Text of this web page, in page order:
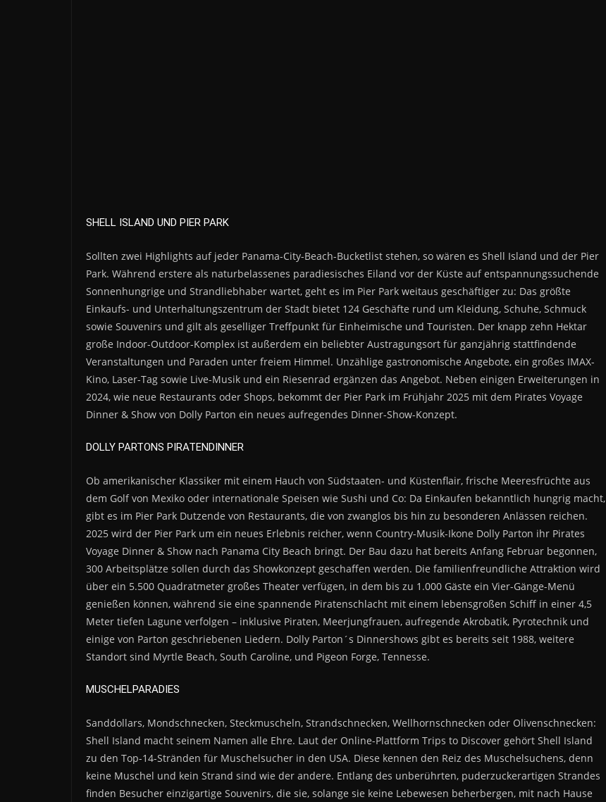
SHELL ISLAND UND PIER PARK
Sollten zwei Highlights auf jeder Panama-City-Beach-Bucketlist stehen, so wären es Shell Island und der Pier
Park. Während erstere als naturbelassenes paradiesisches Eiland vor der Küste auf entspannungssuchende
Sonnenhungrige und Strandliebhaber wartet, geht es im Pier Park weitaus geschäftiger zu: Das größte
Einkaufs- und Unterhaltungszentrum der Stadt bietet 124 Geschäfte rund um Kleidung, Schuhe, Schmuck
sowie Souvenirs und gilt als geselliger Treffpunkt für Einheimische und Touristen. Der knapp zehn Hektar
große Indoor-Outdoor-Komplex ist außerdem ein beliebter Austragungsort für ganzjährig stattfindende
Veranstaltungen und Paraden unter freiem Himmel. Unzählige gastronomische Angebote, ein großes IMAX-
Kino, Laser-Tag sowie Live-Musik und ein Riesenrad ergänzen das Angebot. Neben einigen Erweiterungen in
2024, wie neue Restaurants oder Shops, bekommt der Pier Park im Frühjahr 2025 mit dem Pirates Voyage
Dinner & Show von Dolly Parton ein neues aufregendes Dinner-Show-Konzept.
DOLLY PARTONS PIRATENDINNER
Ob amerikanischer Klassiker mit einem Hauch von Südstaaten- und Küstenflair, frische Meeresfrüchte aus
dem Golf von Mexiko oder internationale Speisen wie Sushi und Co: Da Einkaufen bekanntlich hungrig macht,
gibt es im Pier Park Dutzende von Restaurants, die von zwanglos bis hin zu besonderen Anlässen reichen.
2025 wird der Pier Park um ein neues Erlebnis reicher, wenn Country-Musik-Ikone Dolly Parton ihr Pirates
Voyage Dinner & Show nach Panama City Beach bringt. Der Bau dazu hat bereits Anfang Februar begonnen,
300 Arbeitsplätze sollen durch das Showkonzept geschaffen werden. Die familienfreundliche Attraktion wird
über ein 5.500 Quadratmeter großes Theater verfügen, in dem bis zu 1.000 Gäste ein Vier-Gänge-Menü
genießen können, während sie eine spannende Piratenschlacht mit einem lebensgroßen Schiff in einer 4,5
Meter tiefen Lagune verfolgen – inklusive Piraten, Meerjungfrauen, aufregende Akrobatik, Pyrotechnik und
einige von Parton geschriebenen Liedern. Dolly Parton´s Dinnershows gibt es bereits seit 1988, weitere
Standort sind Myrtle Beach, South Caroline, und Pigeon Forge, Tennesse.
MUSCHELPARADIES
Sanddollars, Mondschnecken, Steckmuscheln, Strandschnecken, Wellhornschnecken oder Olivenschnecken:
Shell Island macht seinem Namen alle Ehre. Laut der Online-Plattform Trips to Discover gehört Shell Island
zu den Top-14-Stränden für Muschelsucher in den USA. Diese kennen den Reiz des Muschelsuchens, denn
keine Muschel und kein Strand sind wie der andere. Entlang des unberührten, puderzuckerartigen Strandes
finden Besucher einzigartige Souvenirs, die sie, solange sie keine Lebewesen beherbergen, mit nach Hause